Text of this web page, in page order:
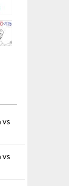
vs
vs